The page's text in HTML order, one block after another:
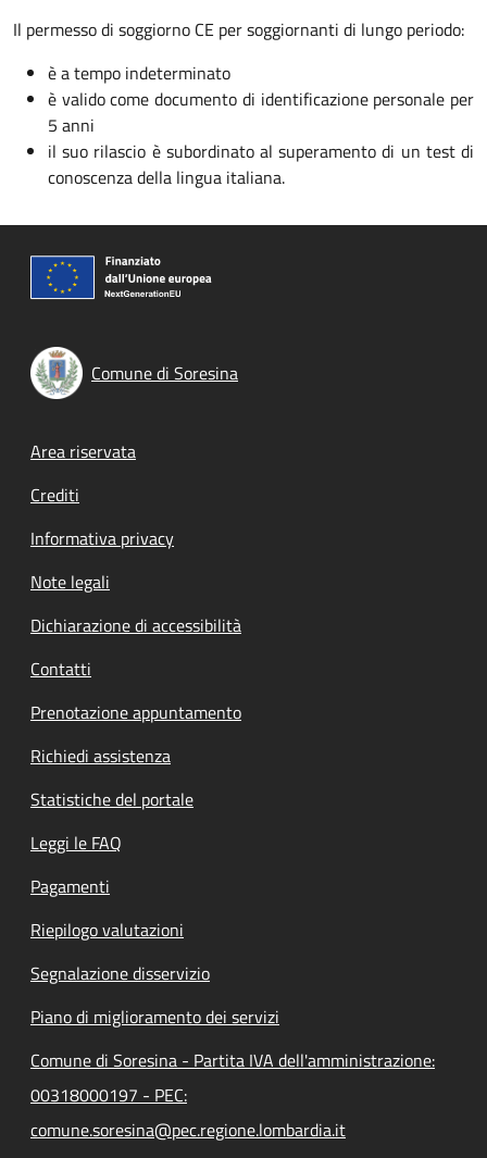
Il permesso di soggiorno CE per soggiornanti di lungo periodo:
è a tempo indeterminato
è valido come documento di identificazione personale per
5 anni
il suo rilascio è subordinato al superamento di un test di
conoscenza della lingua italiana.
Comune di Soresina
Footer menu
Area riservata
Crediti
Informativa privacy
Note legali
Dichiarazione di accessibilità
Contatti
Prenotazione appuntamento
Richiedi assistenza
Statistiche del portale
Leggi le FAQ
Pagamenti
Riepilogo valutazioni
Segnalazione disservizio
Piano di miglioramento dei servizi
Comune di Soresina - Partita IVA dell'amministrazione:
00318000197 - PEC:
comune.soresina@pec.regione.lombardia.it